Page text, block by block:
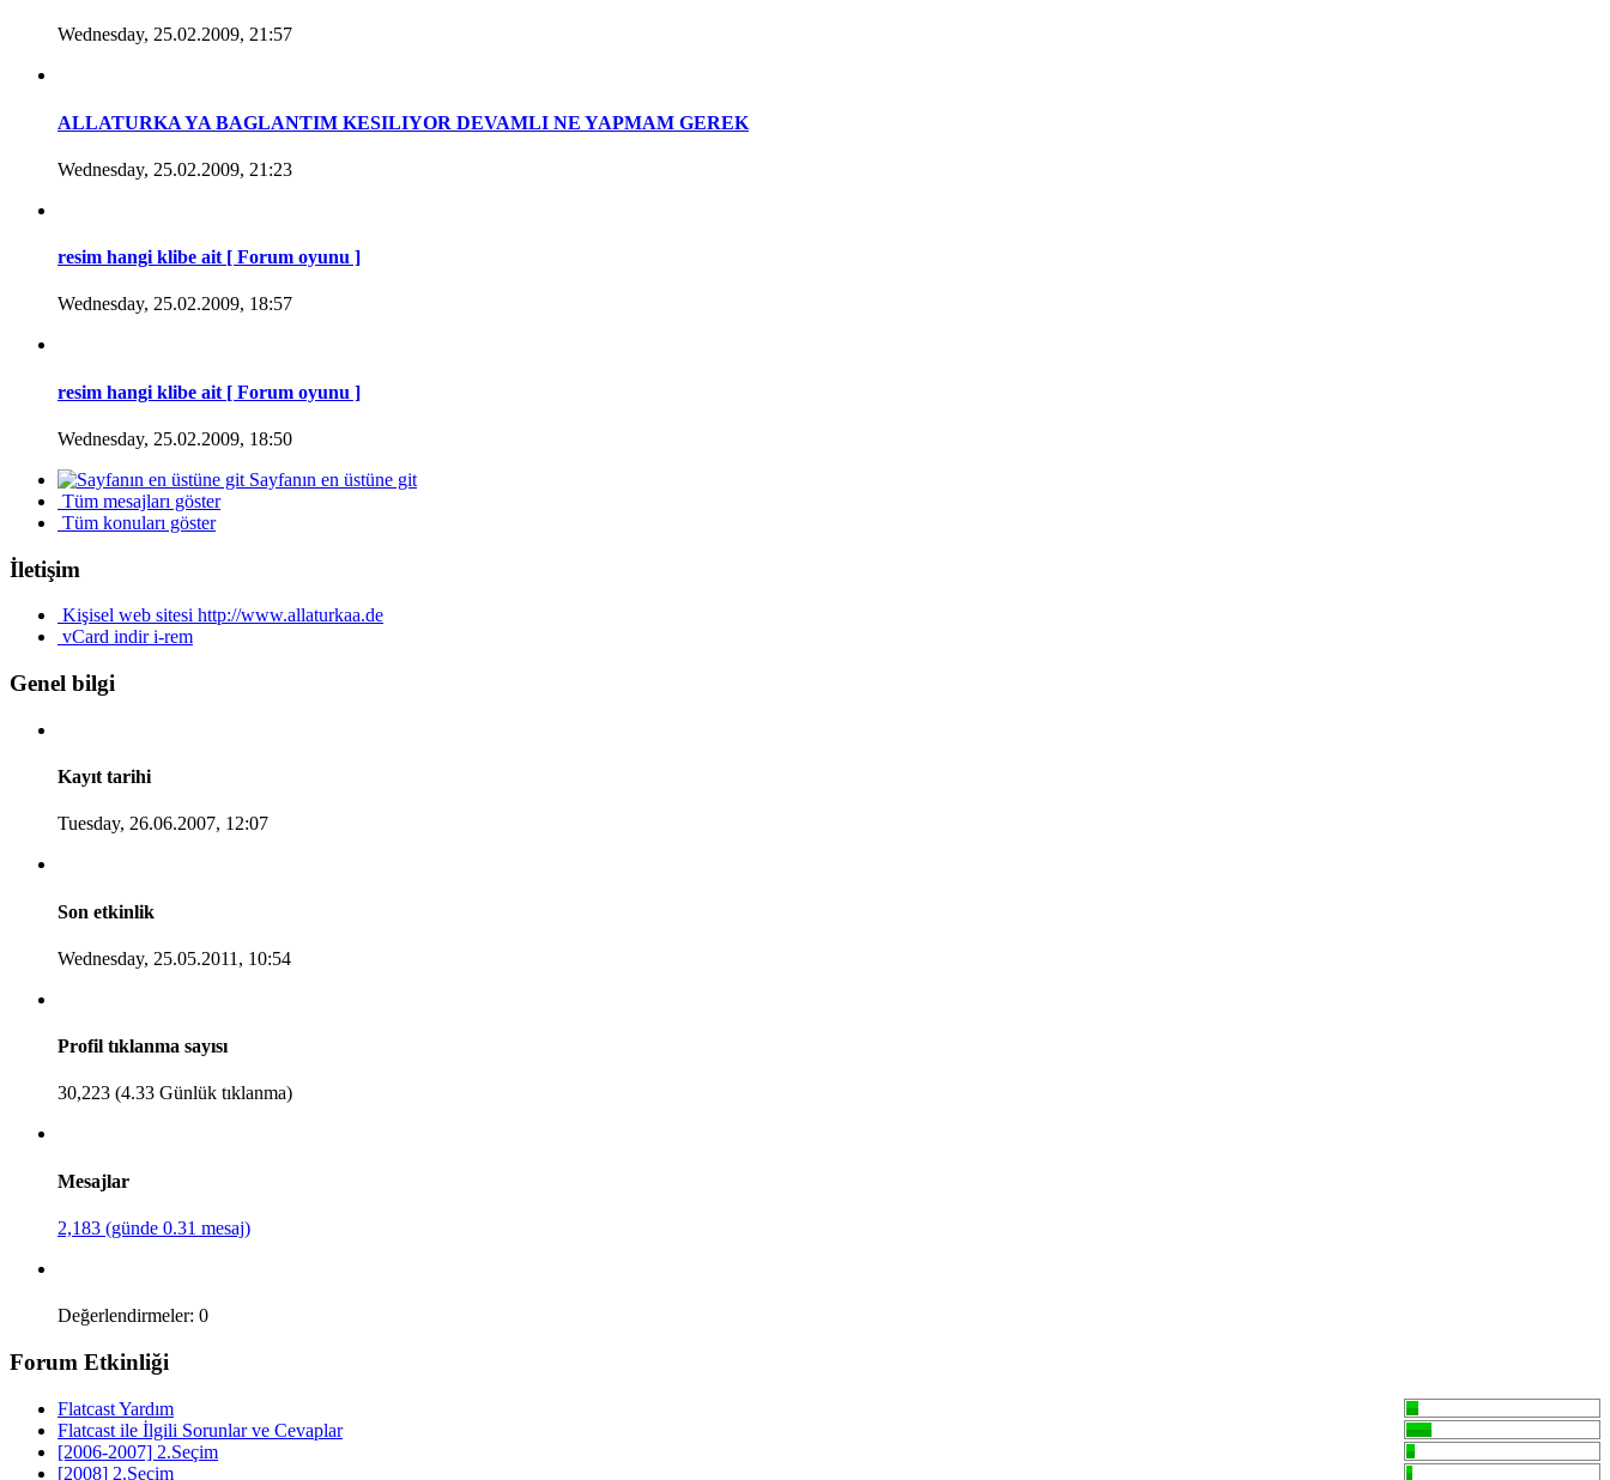
Wednesday, 25.02.2009, 21:57
ALLATURKA YA BAGLANTIM KESILIYOR DEVAMLI NE YAPMAM GEREK
Wednesday, 25.02.2009, 21:23
resim hangi klibe ait [ Forum oyunu ]
Wednesday, 25.02.2009, 18:57
resim hangi klibe ait [ Forum oyunu ]
Wednesday, 25.02.2009, 18:50
Sayfanın en üstüne git
Tüm mesajları göster
Tüm konuları göster
İletişim
Kişisel web sitesi http://www.allaturkaa.de
vCard indir i-rem
Genel bilgi
Kayıt tarihi
Tuesday, 26.06.2007, 12:07
Son etkinlik
Wednesday, 25.05.2011, 10:54
Profil tıklanma sayısı
30,223 (4.33 Günlük tıklanma)
Mesajlar
2,183 (günde 0.31 mesaj)
Değerlendirmeler: 0
Forum Etkinliği
Flatcast Yardım
Flatcast ile İlgili Sorunlar ve Cevaplar
[2006-2007] 2.Seçim
[2008] 2.Seçim